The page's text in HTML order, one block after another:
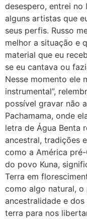
desespero, entrei no
alguns artistas que
seus perfis. Russo
melhor a situação e
material que eu
se eu cantava ou
Nesse momento ele
instrumental”,
possível gravar não
Pachamama, onde
letra de Água Benta
ancestral, tradições
como a América
do povo Kuna,
Terra em
como algo natural,
ancestralidade e
terra para nos